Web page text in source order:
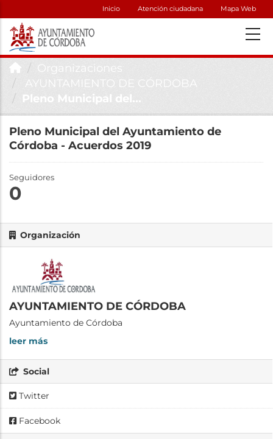
Inicio Atención ciudadana Mapa Web
Organizaciones
AYUNTAMIENTO DE CÓRDOBA
Pleno Municipal del...
Pleno Municipal del Ayuntamiento de
Córdoba - Acuerdos 2019
Seguidores
0
Organización
AYUNTAMIENTO DE CÓRDOBA
Ayuntamiento de Córdoba
leer más
Social
Twitter
Facebook